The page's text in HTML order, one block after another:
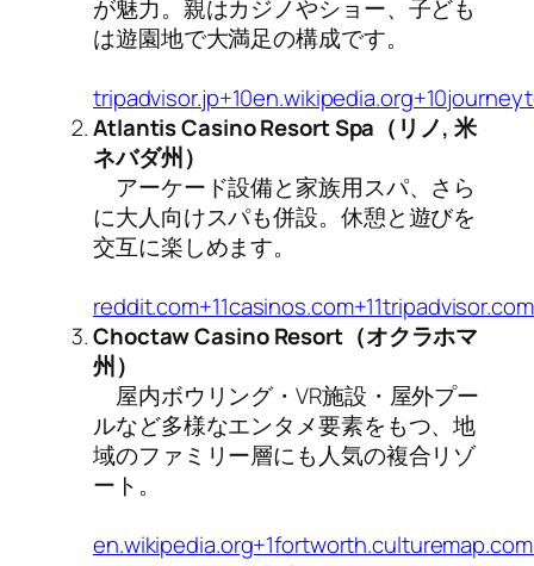
が魅力。親はカジノやショー、子ども
は遊園地で大満足の構成です。
Atlantis Casino Resort Spa（リノ, 米
ネバダ州）
アーケード設備と家族用スパ、さら
に大人向けスパも併設。休憩と遊びを
交互に楽しめます。
Choctaw Casino Resort（オクラホマ
州）
屋内ボウリング・VR施設・屋外プー
ルなど多様なエンタメ要素をもつ、地
域のファミリー層にも人気の複合リゾ
ート。